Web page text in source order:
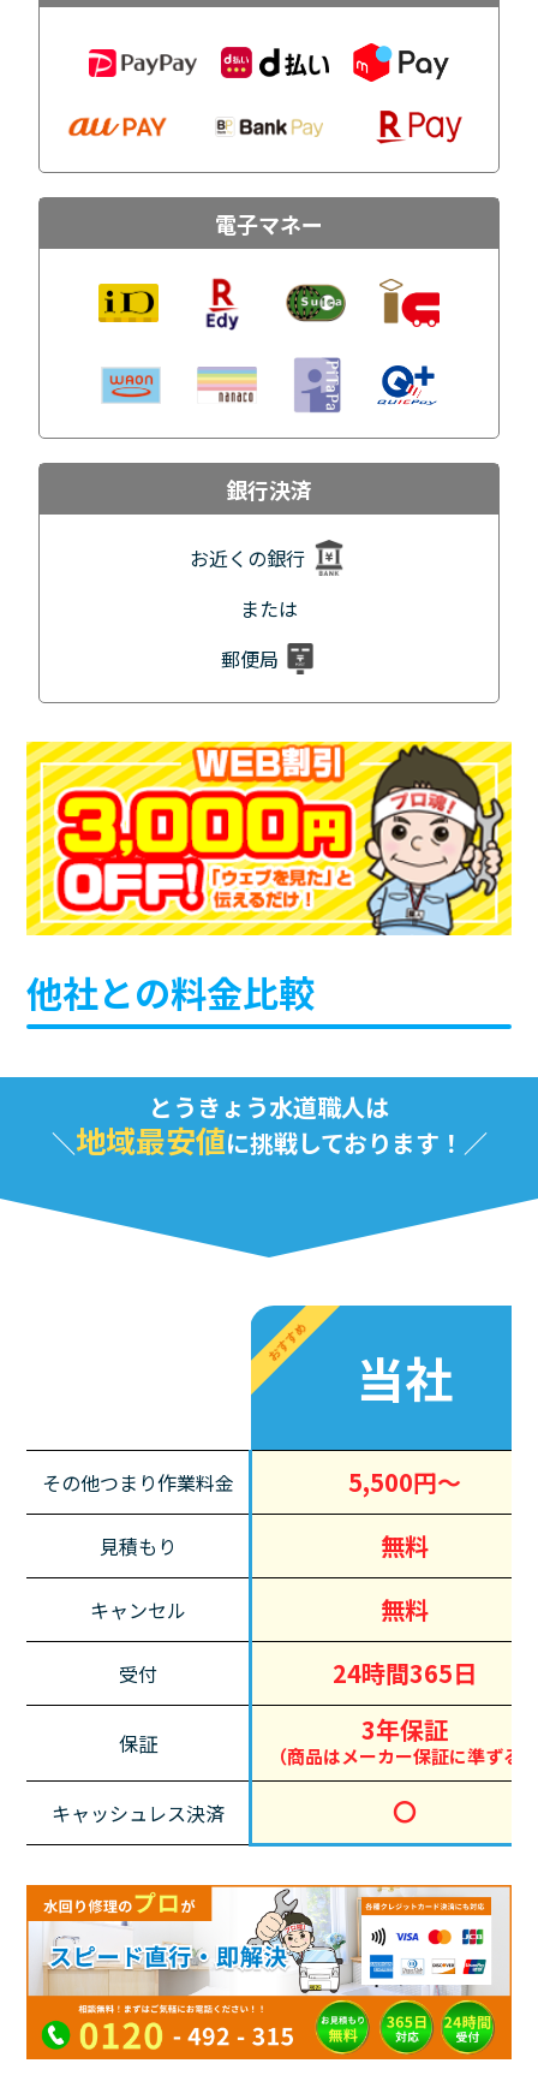
電子マネー
銀行決済
お近くの銀行
または
郵便局
他社との料金比較
とうきょう水道職人は
地域最安値に挑戦しております！
おすすめ
当社
その他つまり作業料金 5,500円～
見積もり 無料
キャンセル 無料
受付 24時間365日
保証 3年保証
（商品はメーカー保証に準ずる
キャッシュレス決済 〇